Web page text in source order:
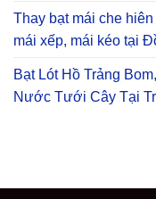
Thay bạt mái che
mái xếp, mái kéo tại
Bạt Lót Hồ Trảng
Nước Tưới Cây Tại